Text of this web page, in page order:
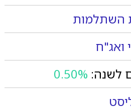
השתלמות
ואג"ח
לשנה: 0.50%